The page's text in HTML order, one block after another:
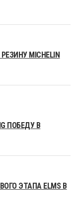
MICHELIN
ПОБЕДУ В
ЭТАПА ELMS В